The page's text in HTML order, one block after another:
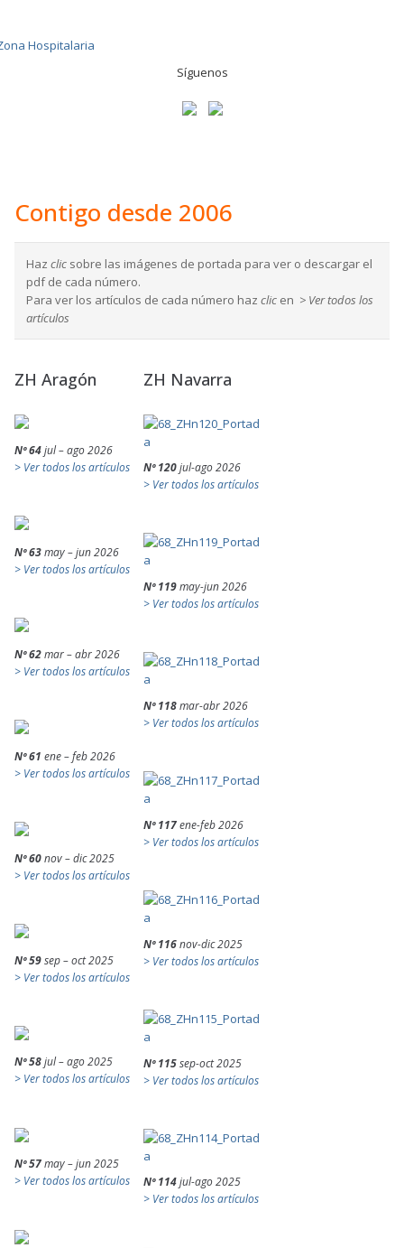
Síguenos
Contigo desde 2006
Haz clic sobre las imágenes de portada para ver o descargar el
pdf de cada número.
Para ver los artículos de cada número haz clic en > Ver todos los
artículos
ZH Aragón
Nº 64jul – ago 2026
> Ver todos los artículos
Nº 63may – jun 2026
> Ver todos los artículos
Nº 62mar – abr 2026
> Ver todos los artículos
Nº 61 ene – feb 2026
> Ver todos los artículos
Nº 60nov – dic 2025
> Ver todos los artículos
Nº 59sep – oct 2025
> Ver todos los artículos
Nº 58jul – ago 2025
> Ver todos los artículos
Nº 57may – jun 2025
> Ver todos los artículos
ZH Navarra
Nº 120jul-ago 2026
> Ver todos los artículos
Nº 119may-jun 2026
> Ver todos los artículos
Nº 118mar-abr 2026
> Ver todos los artículos
Nº 117ene-feb 2026
> Ver todos los artículos
Nº 116nov-dic 2025
> Ver todos los artículos
Nº 115sep-oct 2025
> Ver todos los artículos
Nº 114jul-ago 2025
> Ver todos los artículos